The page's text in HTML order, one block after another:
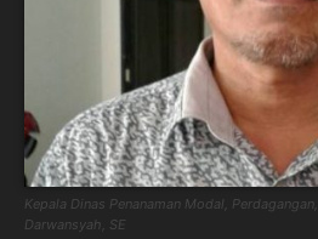
Kepala Dinas Penanaman Modal,
Darwansyah, SE